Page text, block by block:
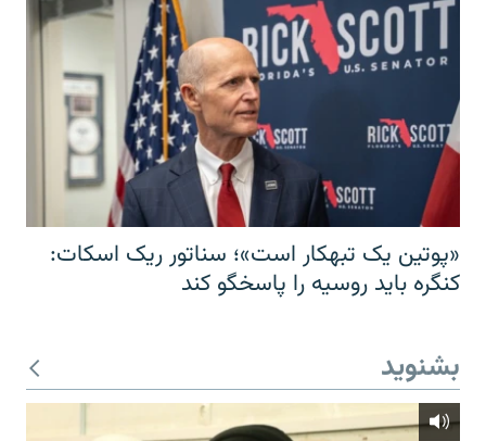
«پوتین یک تبهکار است»؛ سناتور ریک اسکات:
کنگره باید روسیه را پاسخگو کند
بشنوید